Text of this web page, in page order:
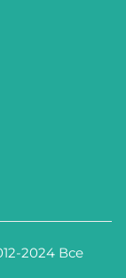
2024 Все